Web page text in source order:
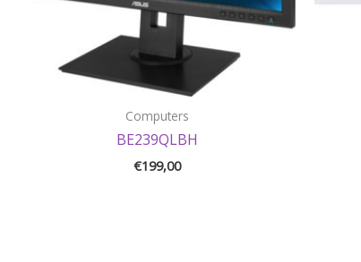
Computers
BE239QLBH
€199,00